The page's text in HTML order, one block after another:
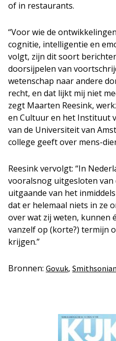
of in restaurants.
“Voor wie de
cognitie, intelligentie en
volgt, zijn dit soort
doorsijpelen van
wetenschap naar andere
recht, en dat lijkt mij niet
zegt Maarten Reesink,
en Cultuur en het Instituut
van de Universiteit van
college geeft over mens-
Reesink vervolgt: “In
vooralsnog uitgesloten
uitgaande van het
dat er helemaal niets in ze
over wat zij weten, kunnen
vanzelf op (korte?) termijn
krijgen.”
Bronnen: Gov.uk,